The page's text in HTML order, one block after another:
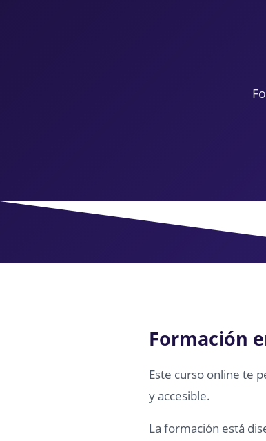
Formación
Este curso online te
y accesible.
La formación está